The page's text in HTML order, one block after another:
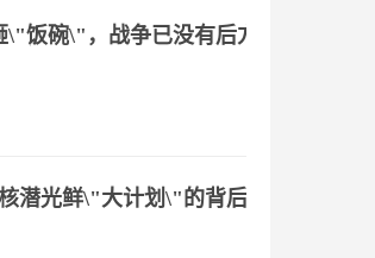
饭碗\"，战争已没有后方
潜光鲜\"大计划\"的背后